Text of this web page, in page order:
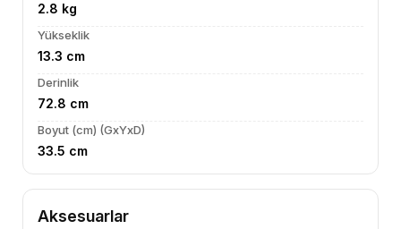
2.8 kg
Yükseklik
13.3 cm
Derinlik
72.8 cm
Boyut (cm) (GxYxD)
33.5 cm
Aksesuarlar